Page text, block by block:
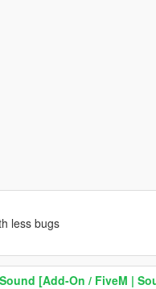
less bugs
[Add-On / FiveM |